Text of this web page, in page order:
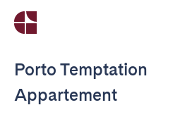
Porto Temptation
Appartement